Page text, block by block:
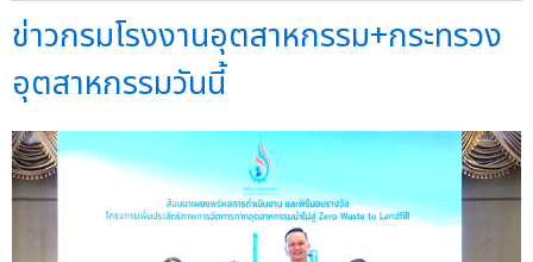
ข่าวกรมโรงงานอุตสาหกรรม+กระทรวง
อุตสาหกรรมวันนี้